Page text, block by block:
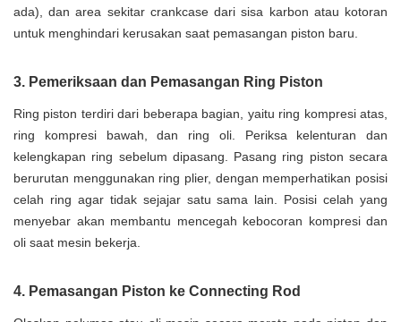
ada), dan area sekitar crankcase dari sisa karbon atau kotoran
untuk menghindari kerusakan saat pemasangan piston baru.
3. Pemeriksaan dan Pemasangan Ring Piston
Ring piston terdiri dari beberapa bagian, yaitu ring kompresi atas,
ring kompresi bawah, dan ring oli. Periksa kelenturan dan
kelengkapan ring sebelum dipasang. Pasang ring piston secara
berurutan menggunakan ring plier, dengan memperhatikan posisi
celah ring agar tidak sejajar satu sama lain. Posisi celah yang
menyebar akan membantu mencegah kebocoran kompresi dan
oli saat mesin bekerja.
4. Pemasangan Piston ke Connecting Rod